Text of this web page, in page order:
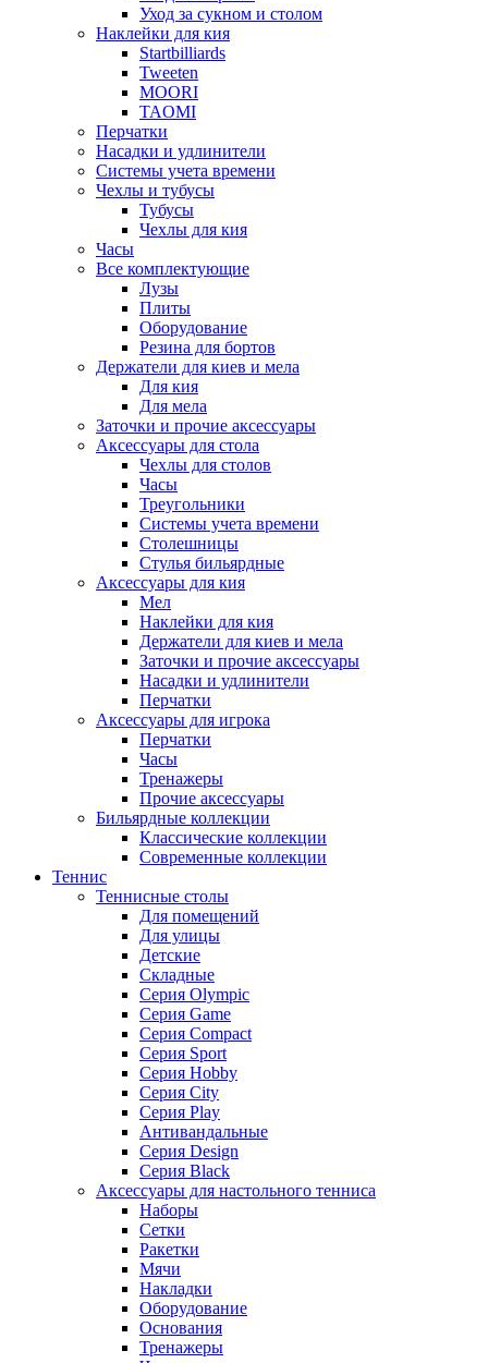
Уход за сукном и столом
Наклейки для кия
Startbilliards
Tweeten
MOORI
TAOMI
Перчатки
Насадки и удлинители
Системы учета времени
Чехлы и тубусы
Тубусы
Чехлы для кия
Часы
Все комплектующие
Лузы
Плиты
Оборудование
Резина для бортов
Держатели для киев и мела
Для кия
Для мела
Заточки и прочие аксессуары
Аксессуары для стола
Чехлы для столов
Часы
Треугольники
Системы учета времени
Столешницы
Стулья бильярдные
Аксессуары для кия
Мел
Наклейки для кия
Держатели для киев и мела
Заточки и прочие аксессуары
Насадки и удлинители
Перчатки
Аксессуары для игрока
Перчатки
Часы
Тренажеры
Прочие аксессуары
Бильярдные коллекции
Классические коллекции
Современные коллекции
Теннис
Теннисные столы
Для помещений
Для улицы
Детские
Складные
Серия Olympic
Серия Game
Серия Compact
Серия Sport
Серия Hobby
Серия City
Серия Play
Антивандальные
Серия Design
Серия Black
Аксессуары для настольного тенниса
Наборы
Сетки
Ракетки
Мячи
Накладки
Оборудование
Основания
Тренажеры